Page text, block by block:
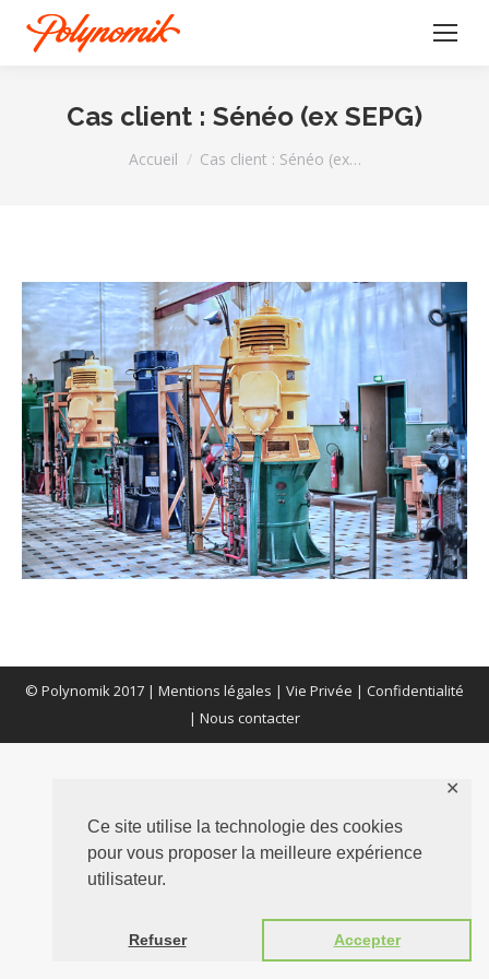
Ce site utilise la technologie des cookies
pour vous proposer la meilleure expérience
utilisateur.
Refuser Accepter
✕
Cas client : Sénéo (ex SEPG)
Vous êtes ici :
Accueil Cas client : Sénéo (ex…
© Polynomik 2017 | Mentions légales | Vie Privée | Confidentialité
| Nous contacter